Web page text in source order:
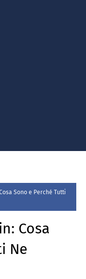
Sono e Perché Tutti
Cosa
Ne